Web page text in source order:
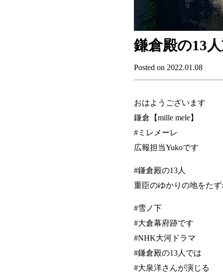
鎌倉殿の13
Posted on 2022.01.08
おはようございます
鎌倉【mille mele】
#ミレメーレ
広報担当Yukoです
#鎌倉殿の13人
重臣のゆかりの地をた
#雪ノ下
#大倉幕府跡です
#NHK大河ドラマ
#鎌倉殿の13人では
#大泉洋さんが演じる